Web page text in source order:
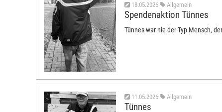
18.05.2026 Allgemein
Spendenaktion Tünnes
Tünnes war nie der Typ Mensch,
11.05.2026 Allgemein
Tünnes